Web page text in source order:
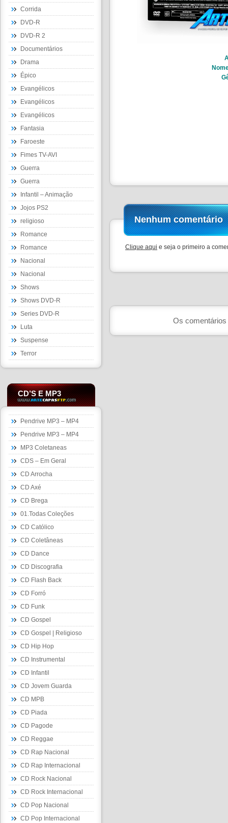
Corrida
DVD-R
DVD-R 2
Documentários
Drama
Épico
Evangélicos
Evangélicos
Evangélicos
Fantasia
Faroeste
Fimes TV-AVI
Guerra
Guerra
Infantil – Animação
Jojos PS2
religioso
Romance
Romance
Nacional
Nacional
Shows
Shows DVD-R
Series DVD-R
Luta
Suspense
Terror
CD’S E MP3
Pendrive MP3 – MP4
Pendrive MP3 – MP4
MP3 Coletaneas
CDS – Em Geral
CD Arrocha
CD Axé
CD Brega
01.Todas Coleções
CD Católico
CD Coletâneas
CD Dance
CD Discografia
CD Flash Back
CD Forró
CD Funk
CD Gospel
CD Gospel | Religioso
CD Hip Hop
CD Instrumental
CD Infantil
CD Jovem Guarda
CD MPB
CD Piada
CD Pagode
CD Reggae
CD Rap Nacional
CD Rap Internacional
CD Rock Nacional
CD Rock Internacional
CD Pop Nacional
CD Pop Internacional
Nenhum comentário
Clique aqui e seja o primeiro a
Os